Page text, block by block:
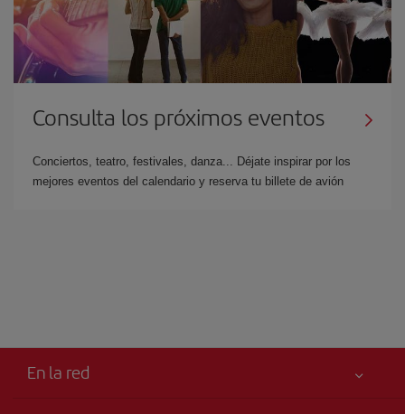
Consulta los próximos eventos
Conciertos, teatro, festivales, danza... Déjate inspirar por los
mejores eventos del calendario y reserva tu billete de avión
En la red